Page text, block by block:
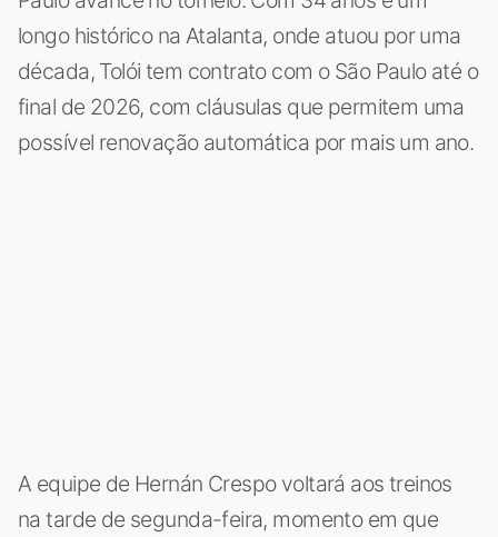
longo histórico na Atalanta, onde atuou por uma
década, Tolói tem contrato com o São Paulo até o
final de 2026, com cláusulas que permitem uma
possível renovação automática por mais um ano.
A equipe de Hernán Crespo voltará aos treinos
na tarde de segunda-feira, momento em que